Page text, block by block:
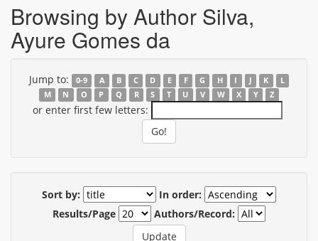
Browsing by Author Silva,
Ayure Gomes da
Jump to: 0-9 A B C D E F G H I J K
L
M
N O P Q R S T U V W X Y Z
or enter first few letters:
Sort by:
In order:
Results/Page
Authors/Record: